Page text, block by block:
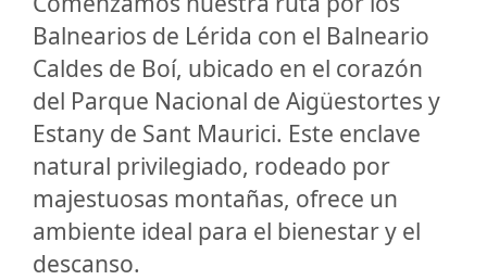
Balnearios de Lérida con el Balneario
Caldes de Boí, ubicado en el corazón
del Parque Nacional de Aigüestortes y
Estany de Sant Maurici. Este enclave
natural privilegiado, rodeado por
majestuosas montañas, ofrece un
ambiente ideal para el bienestar y el
descanso.